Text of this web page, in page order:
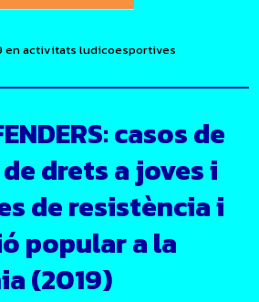
en activitats ludicoesportives
casos de
drets a joves i
de resistència i
popular a la
(2019)